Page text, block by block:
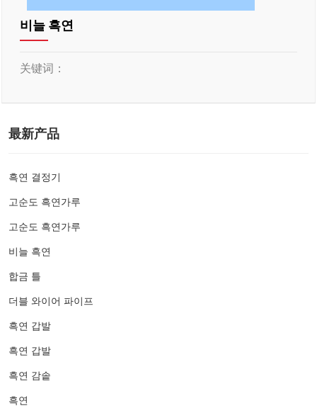
비늘 흑연
关键词：
最新产品
흑연 결정기
고순도 흑연가루
고순도 흑연가루
비늘 흑연
합금 틀
더블 와이어 파이프
흑연 갑발
흑연 갑발
흑연 감솥
흑연